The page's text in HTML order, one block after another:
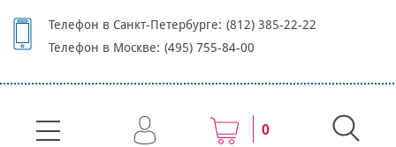
Телефон в Санкт-Петербурге: (812) 385-22-22
Телефон в Москве: (495) 755-84-00
0